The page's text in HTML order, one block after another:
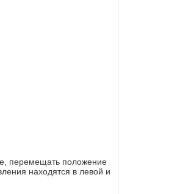
перемещать положение
находятся в левой и